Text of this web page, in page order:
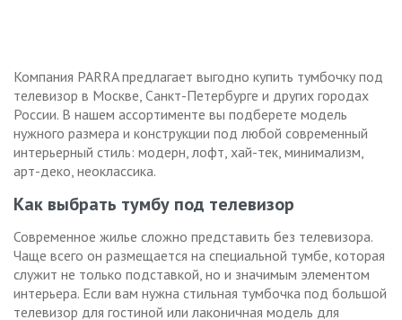
Компания PARRA предлагает выгодно купить тумбочку под
телевизор в Москве, Санкт-Петербурге и других городах
России. В нашем ассортименте вы подберете модель
нужного размера и конструкции под любой современный
интерьерный стиль: модерн, лофт, хай-тек, минимализм,
арт-деко, неоклассика.
Как выбрать тумбу под телевизор
Современное жилье сложно представить без телевизора.
Чаще всего он размещается на специальной тумбе, которая
служит не только подставкой, но и значимым элементом
интерьера. Если вам нужна стильная тумбочка под большой
телевизор для гостиной или лаконичная модель для